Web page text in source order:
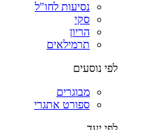
נסיעות לחו"ל
סקי
הריון
תרמילאים
לפי נוסעים
מבוגרים
ספורט אתגרי